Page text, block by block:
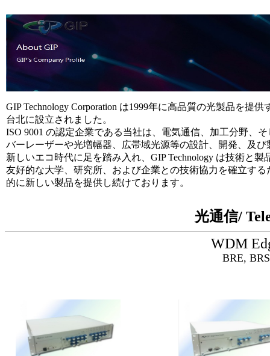
GIP Technology Corporation は1999年に高品質の光製品を提
台北に設立されました。
ISO 9001 の認定企業である当社は、電気通信、加工分野、
バーレーザーや光増幅器、広帯域光源等の設計、開発、及
新しいエコ時代に足を踏み入れ、GIP Technology は技術と
友好的な大学、研究所、および企業との技術協力を確立す
的に新しい製品を提供し続けております。
WDM
BRE, BRS
光通信/